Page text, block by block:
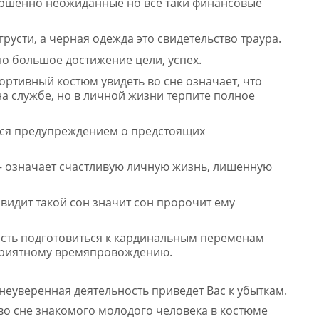
а черная одежда это свидетельство траура.
большое достижение цели, успех.
костюм увидеть во сне означает, что
службе, но в личной жизни терпите полное
предупреждением о предстоящих
счастливую личную жизнь, лишенную
такой сон значит сон пророчит ему
подготовиться к кардинальным переменам
времяпровождению.
деятельность приведет Вас к убыткам.
сне знакомого молодого человека в костюме